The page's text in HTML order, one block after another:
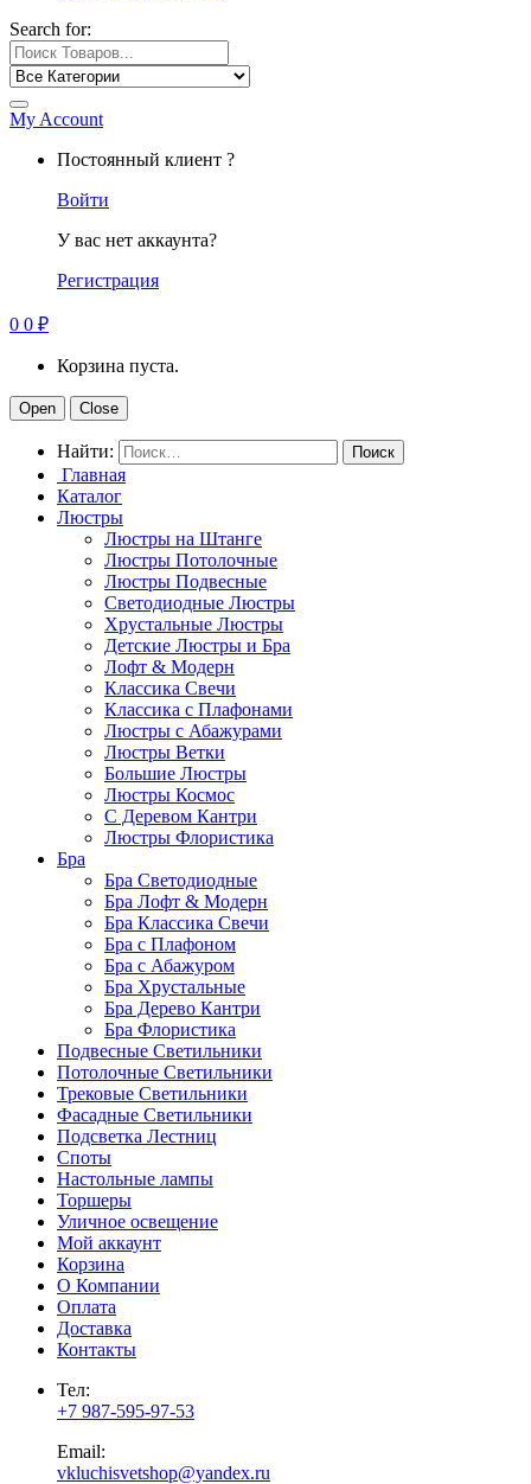
Search for:
My Account
Постоянный клиент ?
Войти
У вас нет аккаунта?
Регистрация
0 0 ₽
Корзина пуста.
Open Close
Найти:
Главная
Каталог
Люстры
Люстры на Штанге
Люстры Потолочные
Люстры Подвесные
Светодиодные Люстры
Хрустальные Люстры
Детские Люстры и Бра
Лофт & Модерн
Классика Свечи
Классика с Плафонами
Люстры с Абажурами
Люстры Ветки
Большие Люстры
Люстры Космос
С Деревом Кантри
Люстры Флористика
Бра
Бра Светодиодные
Бра Лофт & Модерн
Бра Классика Свечи
Бра с Плафоном
Бра с Абажуром
Бра Хрустальные
Бра Дерево Кантри
Бра Флористика
Подвесные Светильники
Потолочные Светильники
Трековые Светильники
Фасадные Светильники
Подсветка Лестниц
Споты
Настольные лампы
Торшеры
Уличное освещение
Мой аккаунт
Корзина
О Компании
Оплата
Доставка
Контакты
Тел:
+7 987-595-97-53
Email:
vkluchisvetshop@yandex.ru